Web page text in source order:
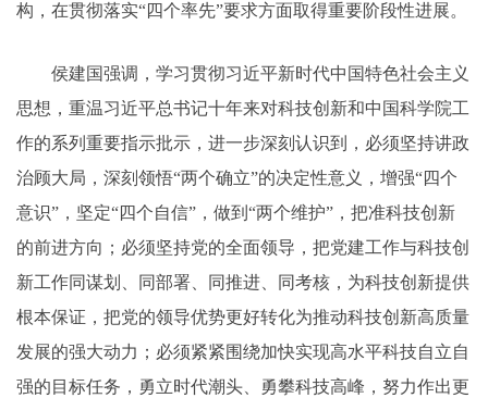
构，在贯彻落实“四个率先”要求方面取得重要阶段性进展。
侯建国强调，学习贯彻习近平新时代中国特色社会主义
思想，重温习近平总书记十年来对科技创新和中国科学院工
作的系列重要指示批示，进一步深刻认识到，必须坚持讲政
治顾大局，深刻领悟“两个确立”的决定性意义，增强“四个
意识”，坚定“四个自信”，做到“两个维护”，把准科技创新
的前进方向；必须坚持党的全面领导，把党建工作与科技创
新工作同谋划、同部署、同推进、同考核，为科技创新提供
根本保证，把党的领导优势更好转化为推动科技创新高质量
发展的强大动力；必须紧紧围绕加快实现高水平科技自立自
强的目标任务，勇立时代潮头、勇攀科技高峰，努力作出更